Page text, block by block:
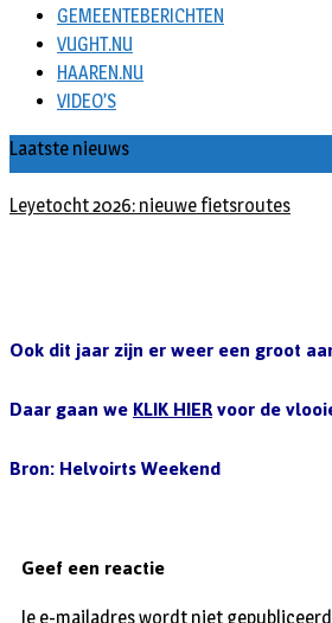
GEMEENTEBERICHTEN
VUGHT.NU
HAAREN.NU
VIDEO’S
Laatste nieuws
Leyetocht 2026: nieuwe fietsroutes
Ook dit jaar zijn er weer een groot
Daar gaan weKLIK HIERvoor de
Bron: Helvoirts Weekend
Geef een reactie
Je e-mailadres wordt niet